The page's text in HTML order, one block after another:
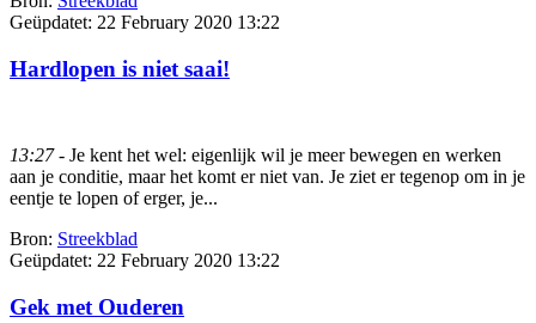
Geüpdatet: 22 February 2020 13:22
Hardlopen is niet saai!
13:27- Je kent het wel: eigenlijk wil je meer bewegen en werken
aan je conditie, maar het komt er niet van. Je ziet er tegenop om in je
eentje te lopen of erger, je...
Bron: Streekblad
Geüpdatet: 22 February 2020 13:22
Gek met Ouderen